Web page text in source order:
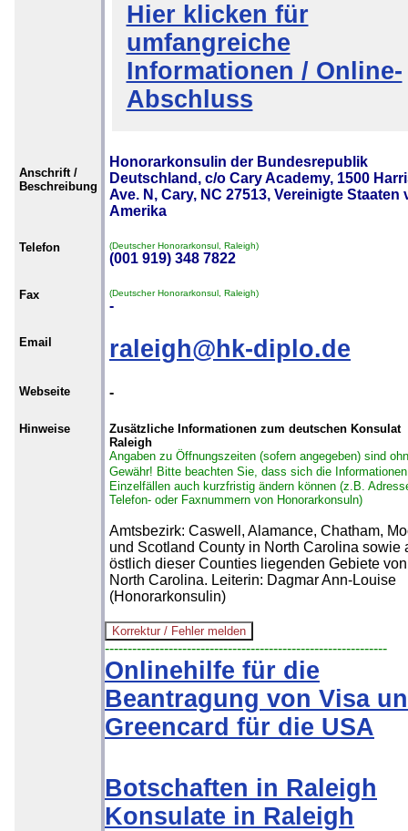
Hier klicken für
umfangreiche
Informationen / Online-
Abschluss
Anschrift /
Beschreibung
Honorarkonsulin der Bundesrepublik
Deutschland, c/o Cary Academy, 1500
Ave. N, Cary, NC 27513, Vereinigte Staaten
Amerika
Telefon (Deutscher Honorarkonsul, Raleigh)
(001 919) 348 7822
Fax (Deutscher Honorarkonsul, Raleigh)
-
Email raleigh@hk-diplo.de
Webseite -
Hinweise
Zusätzliche Informationen zum deutschen Konsulat
Raleigh
Angaben zu Öffnungszeiten (sofern angegeben) sind
Gewähr! Bitte beachten Sie, dass sich die
Einzelfällen auch kurzfristig ändern können (z.B.
Telefon- oder Faxnummern von Honorarkonsuln)
Amtsbezirk: Caswell, Alamance, Chatham,
und Scotland County in North Carolina sowie
östlich dieser Counties liegenden Gebiete von
North Carolina. Leiterin: Dagmar Ann-Louise
(Honorarkonsulin)
--------------------------------------------------------------
Onlinehilfe für die
Beantragung von Visa
Greencard für die USA
Botschaften in Raleigh
Konsulate in Raleigh